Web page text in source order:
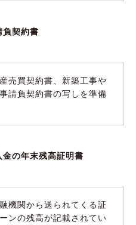
負契約書
売買契約書、新築工事や
請負契約書の写しを準備
の年末残高証明書
機関から送られてくる証
ンの残高が記載されてい